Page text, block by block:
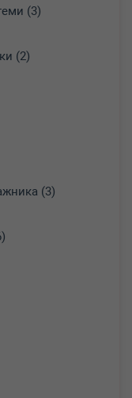
(3)
(2)
(3)